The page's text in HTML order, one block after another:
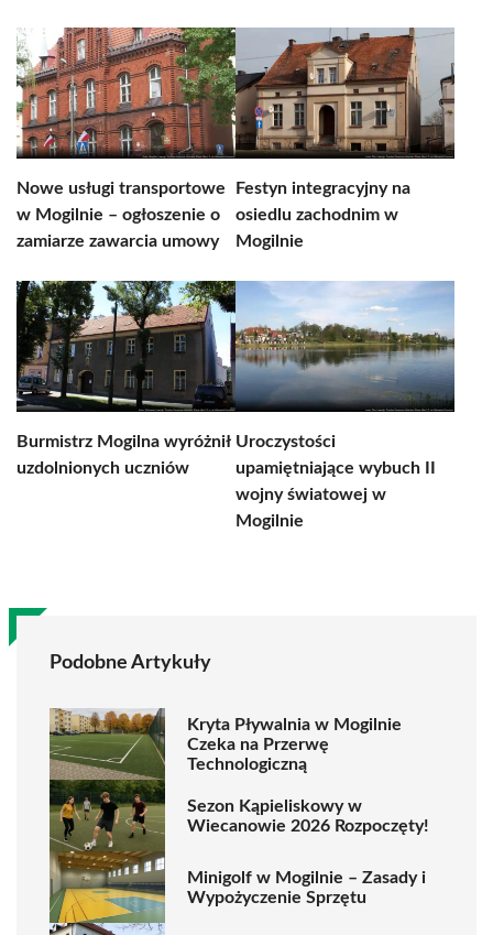
Nowe usługi transportowe
w Mogilnie – ogłoszenie o
zamiarze zawarcia umowy
Festyn integracyjny na
osiedlu zachodnim w
Mogilnie
Burmistrz Mogilna wyróżnił
uzdolnionych uczniów
Uroczystości
upamiętniające wybuch II
wojny światowej w
Mogilnie
Podobne Artykuły
Kryta Pływalnia w Mogilnie
Czeka na Przerwę
Technologiczną
Sezon Kąpieliskowy w
Wiecanowie 2026 Rozpoczęty!
Minigolf w Mogilnie – Zasady i
Wypożyczenie Sprzętu